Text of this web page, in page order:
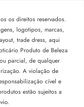
os direitos reservados.
logotipos, marcas,
trade dress, aqui
Produto de Beleza
parcial, de qualquer
A violação de
cível e
estão sujeitos a